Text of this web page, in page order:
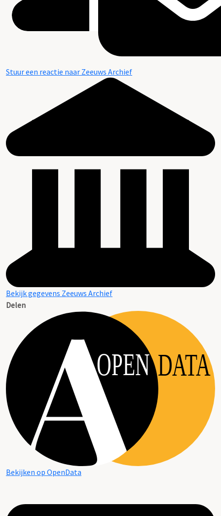
Stuur een reactie naar Zeeuws Archief
Bekijk gegevens Zeeuws Archief
Delen
OPEN DATA
Bekijken op OpenData